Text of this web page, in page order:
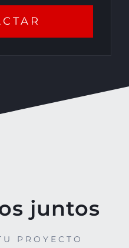
juntos
PROYECTO